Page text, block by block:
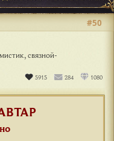
связной-
5915 284 1080
#50